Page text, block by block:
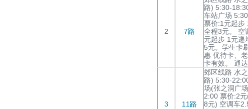
2 7路
路) 5:30-
车站广场
票价:1元起步
全程3元。 空
元起步 1元递
5元。学生卡
惠 优待卡、
卡有效。 通
3 11路
郊区线路 水
路) 5:30-
场(张之洞广
2:00 票价:2元
8元) 空调车